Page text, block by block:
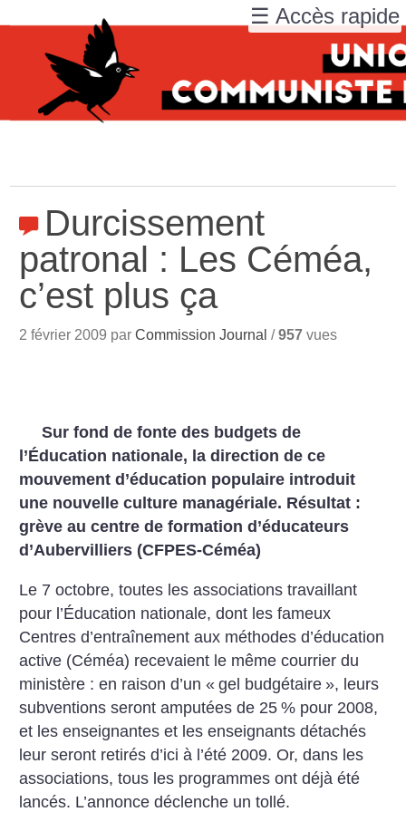
Durcissement
patronal : Les Céméa,
c’est plus ça
2 février 2009 parCommission Journal /957 vues
Sur fond de fonte des budgets de
l’Éducation nationale, la direction de ce
mouvement d’éducation populaire introduit
une nouvelle culture managériale. Résultat :
grève au centre de formation d’éducateurs
d’Aubervilliers (CFPES-Céméa)
Le 7 octobre, toutes les associations travaillant
pour l’Éducation nationale, dont les fameux
Centres d’entraînement aux méthodes d’éducation
active (Céméa) recevaient le même courrier du
ministère : en raison d’un « gel budgétaire », leurs
subventions seront amputées de 25 % pour 2008,
et les enseignantes et les enseignants détachés
leur seront retirés d’ici à l’été 2009. Or, dans les
associations, tous les programmes ont déjà été
lancés. L’annonce déclenche un tollé.
☰ Accès rapide